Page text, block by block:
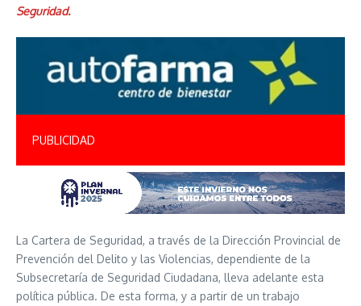
Seguridad.
PUBLICIDAD
La Cartera de Seguridad, a través de la Dirección Provincial de
Prevención del Delito y las Violencias, dependiente de la
Subsecretaría de Seguridad Ciudadana, lleva adelante esta
política pública. De esta forma, y a partir de un trabajo